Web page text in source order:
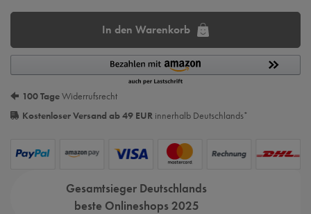
In den Warenkorb
100 TageWiderrufsrecht
Kostenloser Versand ab 49 EUR innerhalb Deutschlands*
Gesamtsieger Deutschlands
beste Onlineshops 2025